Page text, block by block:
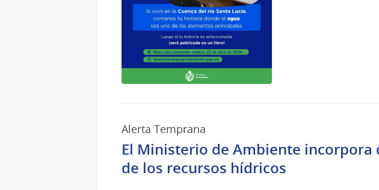
Alerta Temprana
El Ministerio de Ambiente
de los recursos hídricos